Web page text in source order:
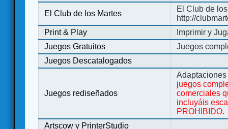
El Club de los Martes
El Club de
http://
Print & Play
Imprimir y
Juegos Gratuitos
Juegos
Juegos Descatalogados
Juegos rediseñados
juegos
comerciales
incluyáis
PROHIBIDO.
Artscow y PrinterStudio